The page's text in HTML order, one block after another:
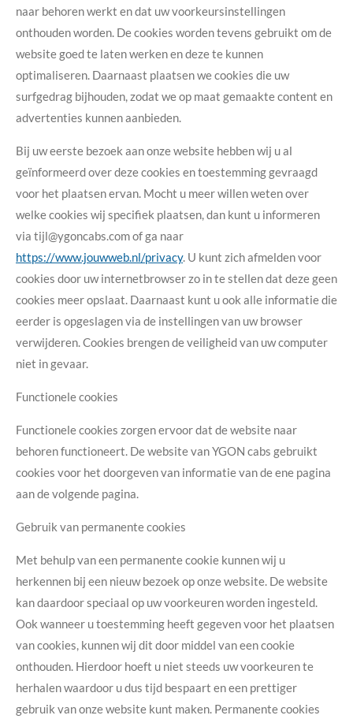
naar behoren werkt en dat uw voorkeursinstellingen
onthouden worden. De cookies worden tevens gebruikt om de
website goed te laten werken en deze te kunnen
optimaliseren. Daarnaast plaatsen we cookies die uw
surfgedrag bijhouden, zodat we op maat gemaakte content en
advertenties kunnen aanbieden.
Bij uw eerste bezoek aan onze website hebben wij u al
geïnformeerd over deze cookies en toestemming gevraagd
voor het plaatsen ervan. Mocht u meer willen weten over
welke cookies wij specifiek plaatsen, dan kunt u informeren
via tijl@ygoncabs.com of ga naar
https://www.jouwweb.nl/privacy. U kunt zich afmelden voor
cookies door uw internetbrowser zo in te stellen dat deze geen
cookies meer opslaat. Daarnaast kunt u ook alle informatie die
eerder is opgeslagen via de instellingen van uw browser
verwijderen. Cookies brengen de veiligheid van uw computer
niet in gevaar.
Functionele cookies
Functionele cookies zorgen ervoor dat de website naar
behoren functioneert. De website van YGON cabs gebruikt
cookies voor het doorgeven van informatie van de ene pagina
aan de volgende pagina.
Gebruik van permanente cookies
Met behulp van een permanente cookie kunnen wij u
herkennen bij een nieuw bezoek op onze website. De website
kan daardoor speciaal op uw voorkeuren worden ingesteld.
Ook wanneer u toestemming heeft gegeven voor het plaatsen
van cookies, kunnen wij dit door middel van een cookie
onthouden. Hierdoor hoeft u niet steeds uw voorkeuren te
herhalen waardoor u dus tijd bespaart en een prettiger
gebruik van onze website kunt maken. Permanente cookies